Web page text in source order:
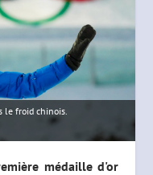
le froid chinois.
médaille d'or